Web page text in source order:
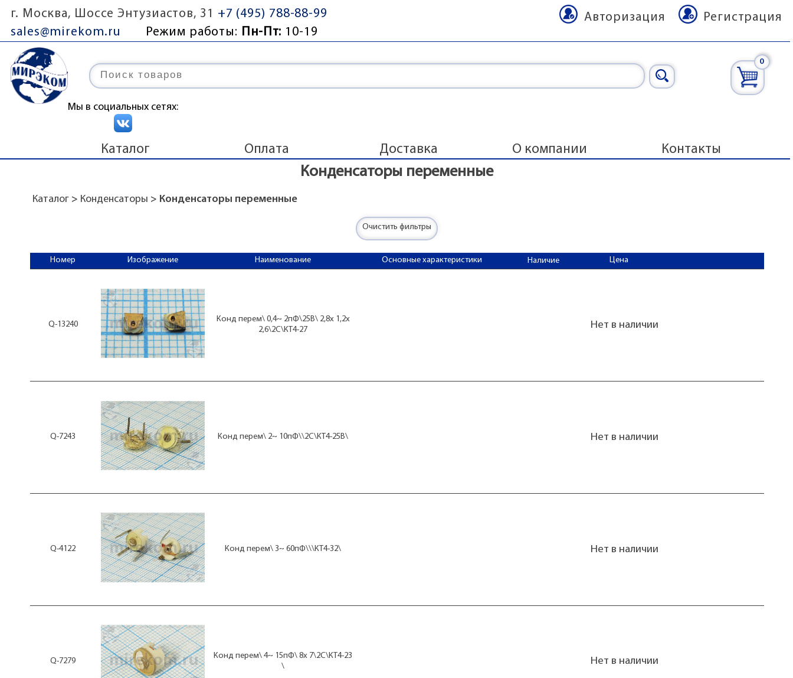
г. Москва, Шоссе Энтузиастов, 31
+7 (495) 788-88-99
sales@mirekom.ru
Режим работы: Пн-Пт: 10-19
Регистрация
Авторизация
Мы в социальных сетях:
0
Каталог Оплата Доставка О компании Контакты
Конденсаторы переменные
Каталог > Конденсаторы > Конденсаторы переменные
Очистить фильтры
Номер Изображение Наименование Основные характеристики Наличие Цена
Q-13240
Конд перем\ 0,4~ 2пФ\25В\ 2,8x 1,2x
2,6\2C\КТ4-27
Нет в наличии
Q-7243 Конд перем\ 2~ 10пФ\\2C\КТ4-25В\ Нет в наличии
Q-4122 Конд перем\ 3~ 60пФ\\\КТ4-32\ Нет в наличии
Q-7279
Конд перем\ 4~ 15пФ\ 8x 7\2C\КТ4-23
\
Нет в наличии